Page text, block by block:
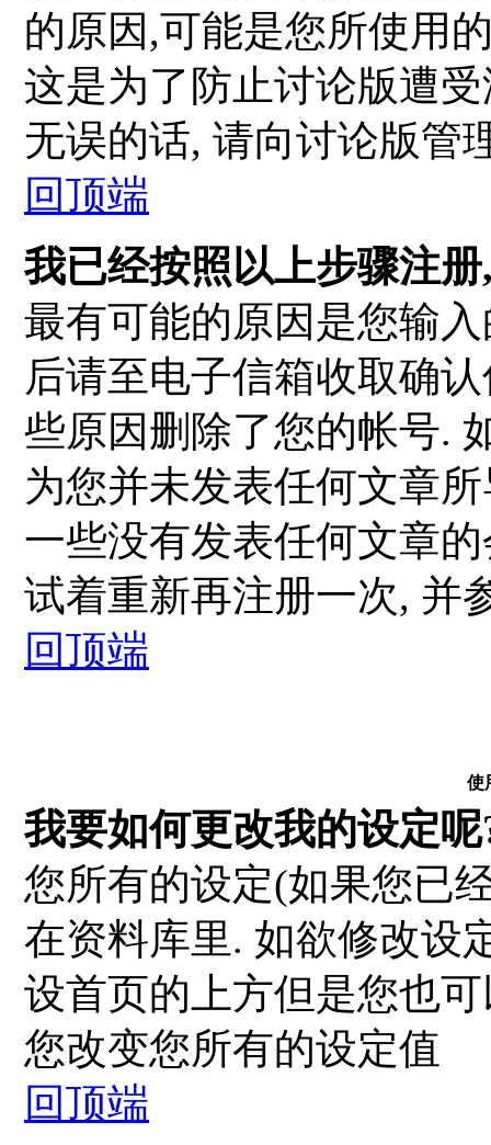
的原因,可能是您所使用
这是为了防止讨论版遭
无误的话, 请向讨论版管
回顶端
我已经按照以上步骤注
最有可能的原因是您输
后请至电子信箱收取确
些原因删除了您的帐号.
为您并未发表任何文章
一些没有发表任何文章
试着重新再注册一次, 并
回顶端
使
我要如何更改我的设定呢
您所有的设定(如果您已
在资料库里. 如欲修改设
设首页的上方但是您也
您改变您所有的设定值
回顶端